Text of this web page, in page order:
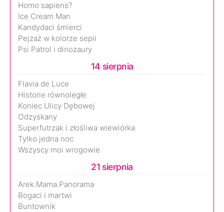
Homo sapiens?
Ice Cream Man
Kandydaci śmierci
Pejzaż w kolorze sepii
Psi Patrol i dinozaury
14 sierpnia
Flavia de Luce
Historie równoległe
Koniec Ulicy Dębowej
Odzyskany
Superfutrzak i złośliwa wiewiórka
Tylko jedna noc
Wszyscy moi wrogowie
21 sierpnia
Arek.Mama.Panorama
Bogaci i martwi
Buntownik